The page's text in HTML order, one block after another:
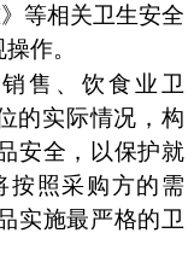
等相关卫生安全
作。
售、饮食业卫
的实际情况，构
安全，以保护就
按照采购方的需
实施最严格的卫